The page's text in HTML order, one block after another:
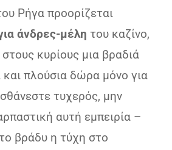
Ρήγα προορίζεται
άνδρες-μέλη του καζίνο​,
κυρίους μια βραδιά
πλούσια δώρα μόνο για
τυχερός, μην
αυτή εμπειρία –
βράδυ η τύχη στο